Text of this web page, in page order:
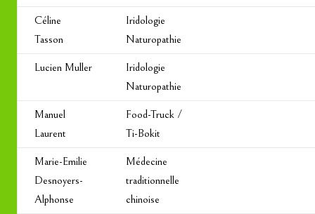
Céline
Tasson
Iridologie
Naturopathie
Lucien Muller
Iridologie
Naturopathie
Manuel
Laurent
Food-Truck /
Ti-Bokit
Marie-Emilie
Desnoyers-
Alphonse
Médecine
traditionnelle
chinoise